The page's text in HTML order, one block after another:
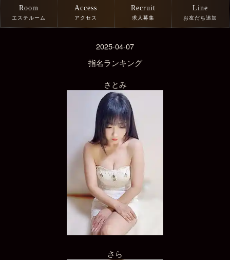
Room
エステルーム
Access
アクセス
Recruit
求人募集
Line
お友だち追加
2025-04-07
指名ランキング
さとみ
さら